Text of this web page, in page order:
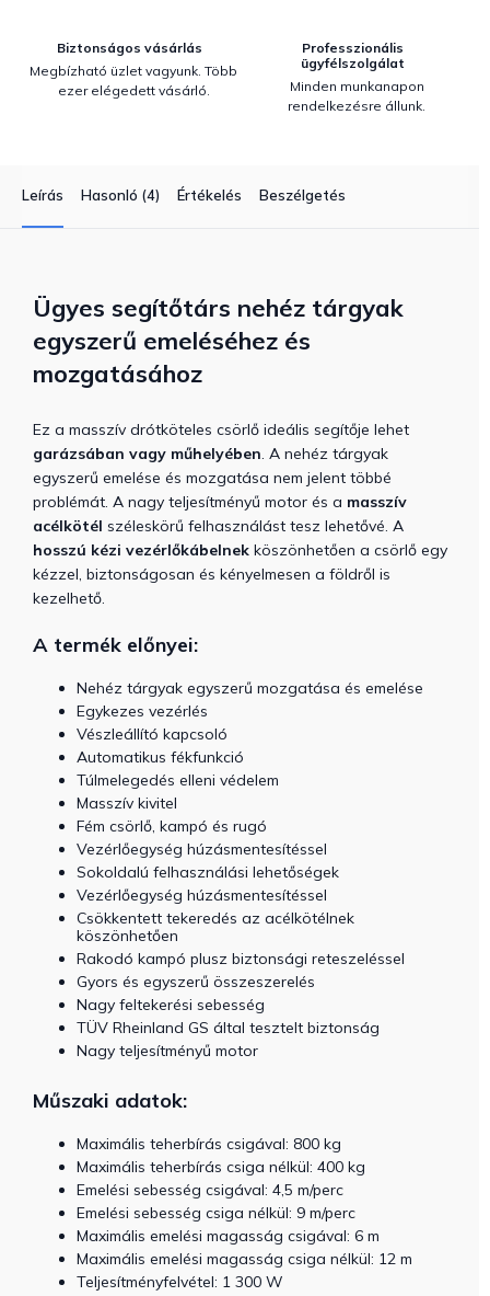
Biztonságos vásárlás
Megbízható üzlet vagyunk. Több
ezer elégedett vásárló.
Professzionális
ügyfélszolgálat
Minden munkanapon
rendelkezésre állunk.
Leírás Hasonló (4) Értékelés Beszélgetés
Ügyes segítőtárs nehéz tárgyak
egyszerű emeléséhez és
mozgatásához
Ez a masszív drótköteles csörlő ideális segítője lehet
garázsában vagy műhelyében. A nehéz tárgyak
egyszerű emelése és mozgatása nem jelent többé
problémát. A nagy teljesítményű motor és a masszív
acélkötél széleskörű felhasználást tesz lehetővé. A
hosszú kézi vezérlőkábelnek köszönhetően a csörlő egy
kézzel, biztonságosan és kényelmesen a földről is
kezelhető.
A termék előnyei:
Nehéz tárgyak egyszerű mozgatása és emelése
Egykezes vezérlés
Vészleállító kapcsoló
Automatikus fékfunkció
Túlmelegedés elleni védelem
Masszív kivitel
Fém csörlő, kampó és rugó
Vezérlőegység húzásmentesítéssel
Sokoldalú felhasználási lehetőségek
Vezérlőegység húzásmentesítéssel
Csökkentett tekeredés az acélkötélnek
köszönhetően
Rakodó kampó plusz biztonsági reteszeléssel
Gyors és egyszerű összeszerelés
Nagy feltekerési sebesség
TÜV Rheinland GS által tesztelt biztonság
Nagy teljesítményű motor
Műszaki adatok:
Maximális teherbírás csigával: 800 kg
Maximális teherbírás csiga nélkül: 400 kg
Emelési sebesség csigával: 4,5 m/perc
Emelési sebesség csiga nélkül: 9 m/perc
Maximális emelési magasság csigával: 6 m
Maximális emelési magasság csiga nélkül: 12 m
Teljesítményfelvétel: 1 300 W